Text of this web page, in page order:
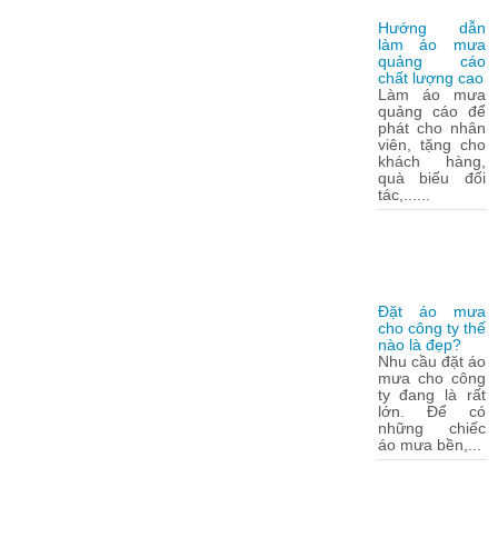
Hướng dẫn
làm áo mưa
quảng cáo
chất lượng cao
Làm áo mưa
quảng cáo để
phát cho nhân
viên, tặng cho
khách hàng,
quà biếu đối
tác,......
Đặt áo mưa
cho công ty thế
nào là đẹp?
Nhu cầu đặt áo
mưa cho công
ty đang là rất
lớn. Để có
những chiếc
áo mưa bền,...